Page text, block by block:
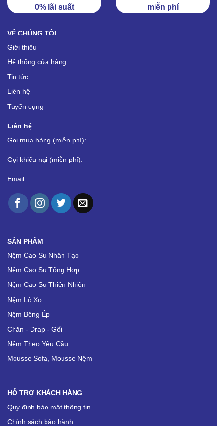
0% lãi suất
miễn phí
VỀ CHÚNG TÔI
Giới thiệu
Hệ thống cửa hàng
Tin tức
Liên hệ
Tuyển dụng
Liên hệ
Gọi mua hàng (miễn phí):
Gọi khiếu nại (miễn phí):
Email:
SẢN PHẨM
Nệm Cao Su Nhân Tạo
Nệm Cao Su Tổng Hợp
Nệm Cao Su Thiên Nhiên
Nệm Lò Xo
Nệm Bông Ép
Chăn - Drap - Gối
Nệm Theo Yêu Cầu
Mousse Sofa, Mousse Nệm
HỖ TRỢ KHÁCH HÀNG
Quy định bảo mật thông tin
Chính sách bảo hành